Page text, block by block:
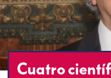
Cuatro